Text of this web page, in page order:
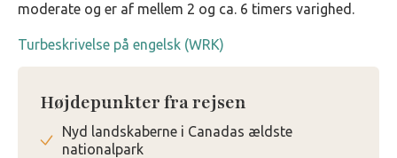
moderate og er af mellem 2 og ca. 6 timers varighed.
Turbeskrivelse på engelsk (WRK)
Højdepunkter fra rejsen
Nyd landskaberne i Canadas ældste
nationalpark